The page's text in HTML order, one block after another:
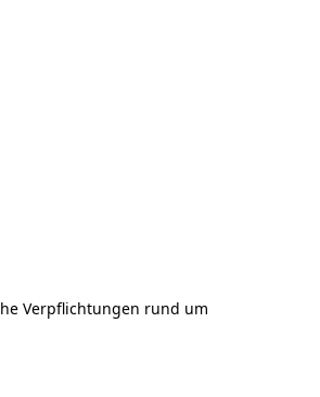
Verpflichtungen rund um